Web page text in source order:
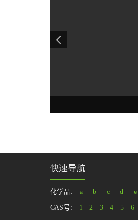
快速导航
化学品: a b c d e
CAS号: 1 2 3 4 5 6